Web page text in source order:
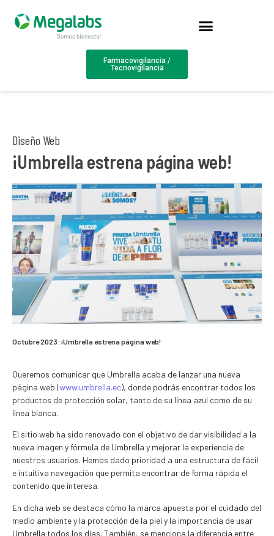
Farmacovigilancia /
Tecnovigilancia
Diseño Web
¡Umbrella estrena página web!
Octubre 2023: ¡Umbrella estrena página web!
Queremos comunicar que Umbrella acaba de lanzar una nueva
página web (www.umbrella.ec), donde podrás encontrar todos los
productos de protección solar, tanto de su línea azul como de su
línea blanca.
El sitio web ha sido renovado con el objetivo de dar visibilidad a la
nueva imagen y fórmula de Umbrella y mejorar la experiencia de
nuestros usuarios. Hemos dado prioridad a una estructura de fácil
e intuitiva navegación que permita encontrar de forma rápida el
contenido que interesa.
En dicha web se destaca cómo la marca apuesta por el cuidado del
medio ambiente y la protección de la piel y la importancia de usar
Umbrella todos los días. También, se menciona la diferencia entre